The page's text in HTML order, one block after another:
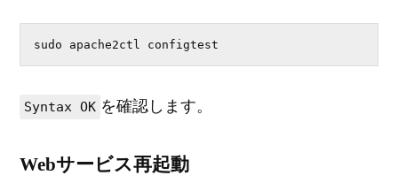
sudo apache2ctl configtest
Syntax OK を確認します。
Webサービス再起動